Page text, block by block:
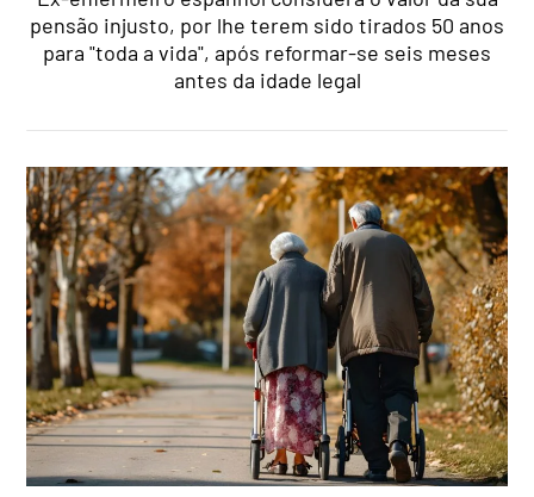
pensão injusto, por lhe terem sido tirados 50 anos
para "toda a vida", após reformar-se seis meses
antes da idade legal